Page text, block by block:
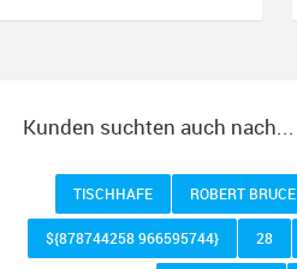
Kunden suchten auch nach...
TISCHHAFE ROBERT BRUCE
${878744258 966595744} 28